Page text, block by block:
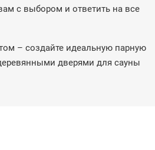
с выбором и ответить на все
– создайте идеальную парную
дверями для сауны